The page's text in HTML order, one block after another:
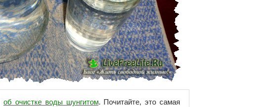
об очистке воды шунгитом. Почитайте, это самая